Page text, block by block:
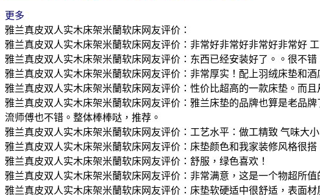
更多
雅兰真皮双人实木床架米蘭软床网友评价：
雅兰真皮双人实木床架米蘭软床网友评价：非常好非常好非常好非常好
雅兰真皮双人实木床架米蘭软床网友评价：东西已经安装好了。。很不
雅兰真皮双人实木床架米蘭软床网友评价：非常厚实！配上羽绒床垫和酒
雅兰真皮双人实木床架米蘭软床网友评价：性价比超高的一款床垫。而
雅兰真皮双人实木床架米蘭软床网友评价：雅兰床垫的品牌也算是老品
流师傅也不错。整体棒棒哒，推荐。
雅兰真皮双人实木床架米蘭软床网友评价：工艺水平：做工精致 气味大
雅兰真皮双人实木床架米蘭软床网友评价：床垫颜色和我家装修风格很
雅兰真皮双人实木床架米蘭软床网友评价：舒服，绿色喜欢！
雅兰真皮双人实木床架米蘭软床网友评价：非常满意，这是一个物超所
雅兰真皮双人实木床架米蘭软床网友评价：床垫软硬适中很舒适，表面材